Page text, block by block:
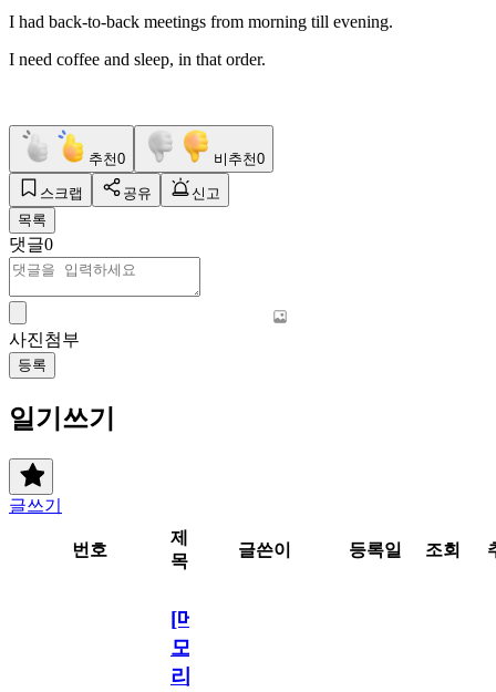
I had back-to-back meetings from morning till evening.
I need coffee and sleep, in that order.
추천0 비추천0
스크랩 공유
신고
목록
댓글0
사진첨부
등록
일기쓰기
글쓰기
번호
제
목
글쓴이 등록일 조회
[메
모
리